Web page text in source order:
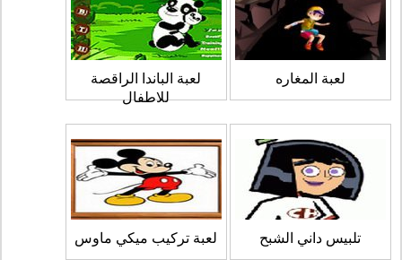
لعبة المغاره
لعبة الباندا الراقصة
للاطفال
تلبيس داني الشبح لعبة تركيب ميكي ماوس